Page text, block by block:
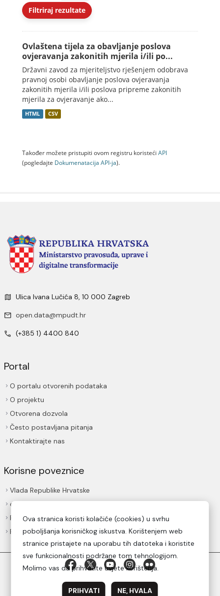
Filtriraj rezultate
Ovlaštena tijela za obavljanje poslova
ovjeravanja zakonitih mjerila i/ili po...
Državni zavod za mjeriteljstvo rješenjem odobrava
pravnoj osobi obavljanje poslova ovjeravanja
zakonitih mjerila i/ili poslova pripreme zakonitih
mjerila za ovjeravanje ako...
HTML CSV
Također možete pristupiti ovom registru koristeći API
(pogledajte Dokumenаtаcijа API-jа).